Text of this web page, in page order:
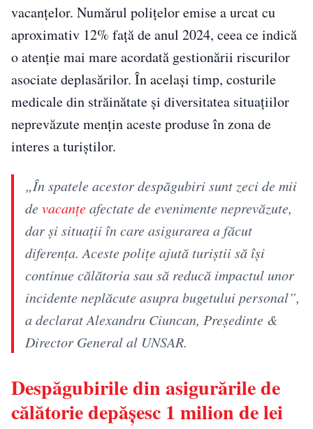
vacanțelor. Numărul polițelor emise a urcat cu
aproximativ 12% față de anul 2024, ceea ce indică
o atenție mai mare acordată gestionării riscurilor
asociate deplasărilor. În același timp, costurile
medicale din străinătate și diversitatea situațiilor
neprevăzute mențin aceste produse în zona de
interes a turiștilor.
„În spatele acestor despăgubiri sunt zeci de mii
devacanțeafectate de evenimente neprevăzute,
dar și situații în care asigurarea a făcut
diferența. Aceste polițe ajută turiștii să își
continue călătoria sau să reducă impactul unor
incidente neplăcute asupra bugetului personal”,
a declarat Alexandru Ciuncan, Președinte &
Director General al UNSAR.
Despăgubirile din asigurările de
călătorie depășesc 1 milion de lei